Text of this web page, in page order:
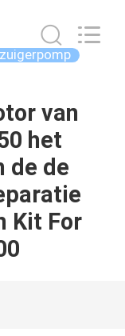
van
het
de de
Kit For